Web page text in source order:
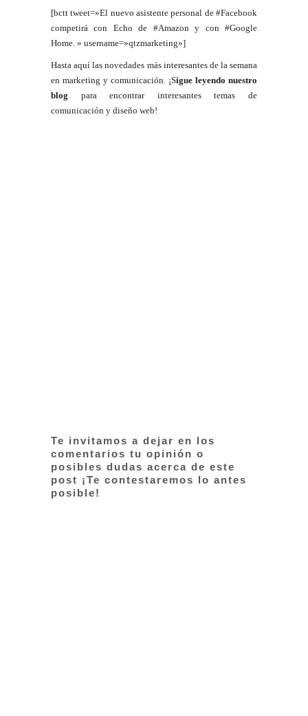
[bctt tweet=»El nuevo asistente personal de #Facebook
competirá con Echo de #Amazon y con #Google
Home. » username=»qtzmarketing»]
Hasta aquí las novedades más interesantes de la semana
en marketing y comunicación. ¡Sigue leyendo nuestro
blog para encontrar interesantes temas de
comunicación y diseño web!
Te invitamos a dejar en los
comentarios tu opinión o
posibles dudas acerca de este
post ¡Te contestaremos lo antes
posible!